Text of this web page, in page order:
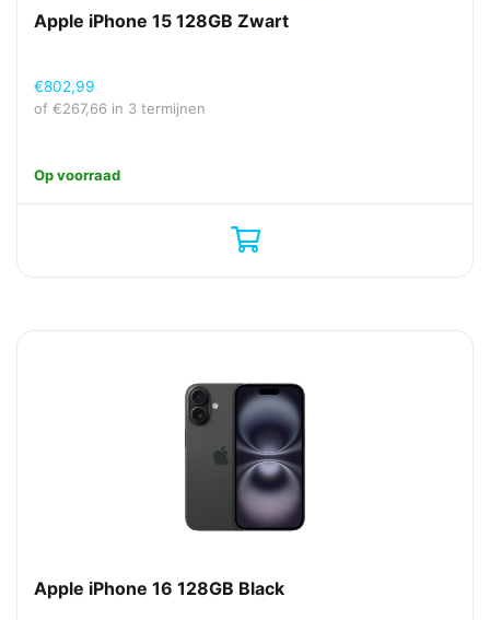
Apple iPhone 15 128GB Zwart
€802,99
of €267,66 in 3 termijnen
Op voorraad
Apple iPhone 16 128GB Black